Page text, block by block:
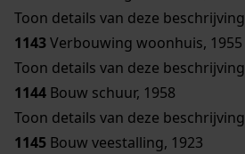
Toon details van deze beschrijving
1143Verbouwing woonhuis, 1955
Toon details van deze beschrijving
1144 Bouw schuur, 1958
Toon details van deze beschrijving
1145 Bouw veestalling, 1923